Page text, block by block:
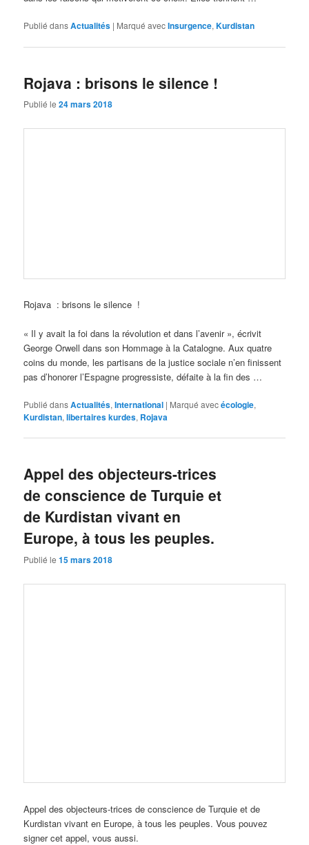
Publié dansActualités | Marqué avecInsurgence,Kurdistan
Rojava : brisons le silence !
Publié le24 mars 2018
Rojava : brisons le silence !
« Il y avait la foi dans la révolution et dans l’avenir », écrivit
George Orwell dans son Hommage à la Catalogne. Aux quatre
coins du monde, les partisans de la justice sociale n’en finissent
pas d’honorer l’Espagne progressiste, défaite à la fin des …
Publié dansActualités,International | Marqué avecécologie,
Kurdistan,libertaires kurdes, Rojava
Appel des objecteurs-trices
de conscience de Turquie et
de Kurdistan vivant en
Europe, à tous les peuples.
Publié le15 mars 2018
Appel des objecteurs-trices de conscience de Turquie et de
Kurdistan vivant en Europe, à tous les peuples. Vous pouvez
signer cet appel, vous aussi.